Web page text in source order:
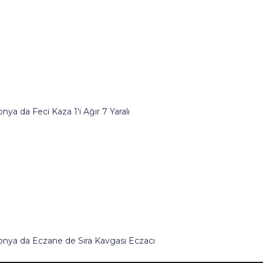
da Feci Kaza 1'i Ağır 7 Yaralı
da Eczane de Sıra Kavgası Eczacı